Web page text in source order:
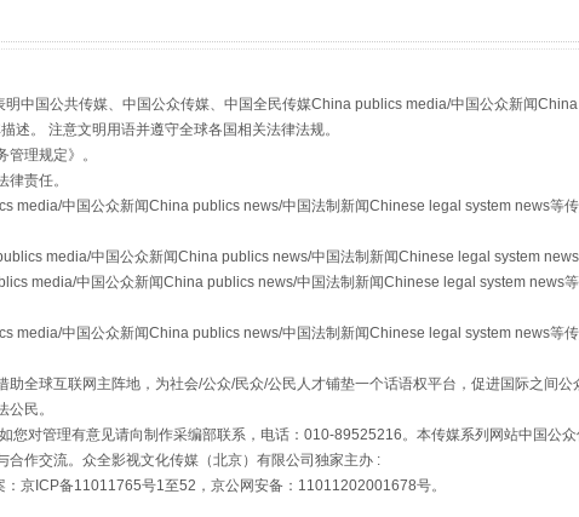
规模最大的光氢储一体化项目
中国公共传媒、中国公众传媒、中国全民传媒China publics media/中国公众新闻
。 注意文明用语并遵守全球各国相关法律法规。
管理规定》。
责任。
media/中国公众新闻China publics news/中国法制新闻Chinese legal system news等
media/中国公众新闻China publics news/中国法制新闻Chinese legal system
media/中国公众新闻China publics news/中国法制新闻Chinese legal system news
media/中国公众新闻China publics news/中国法制新闻Chinese legal system news等
全球互联网主阵地，为社会/公众/民众/公民人才铺垫一个话语权平台，促进国际之间公
民。
您对管理有意见请向制作采编部联系，电话：010-89525216。本传媒系列网站中国公
作交流。众全影视文化传媒（北京）有限公司独家主办 :
京ICP备11011765号1至52，京公网安备：11011202001678号。